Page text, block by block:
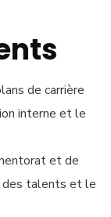
de carrière
interne et le
et de
des talents et le